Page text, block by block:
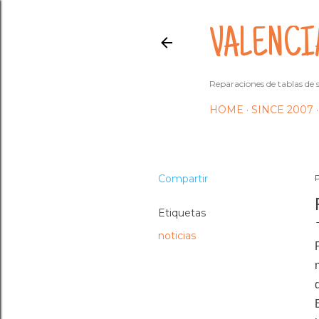
Reparaciones de tablas
HOME SINCE 2007
Compartir
Etiquetas
noticias